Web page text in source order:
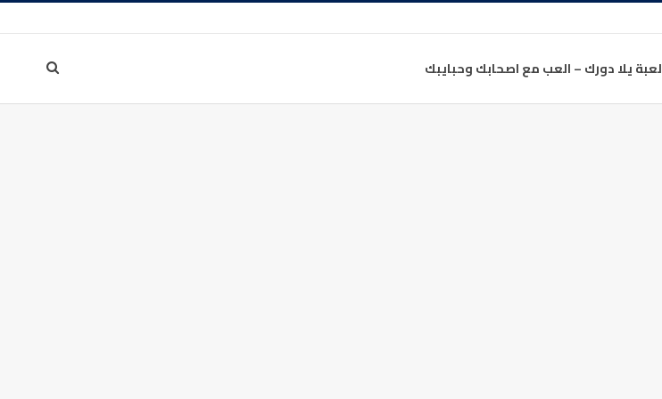
لعبة يلا دورك – العب مع اصحابك وحبايبك